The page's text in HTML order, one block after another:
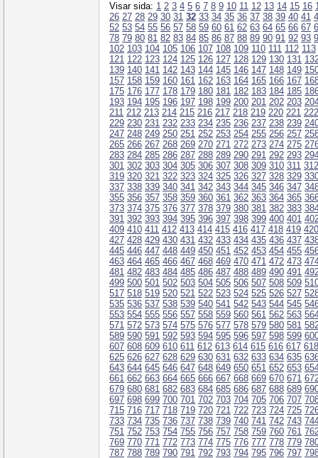
Visar sida: 1 2 3 4 5 6 7 8 9 10 11 12 13 14 15 16
26 27 28 29 30 31 32 33 34 35 36 37 38 39 40 41
52 53 54 55 56 57 58 59 60 61 62 63 64 65 66 67
78 79 80 81 82 83 84 85 86 87 88 89 90 91 92 93
102 103 104 105 106 107 108 109 110 111 112 113
121 122 123 124 125 126 127 128 129 130 131
139 140 141 142 143 144 145 146 147 148 149
157 158 159 160 161 162 163 164 165 166 167
175 176 177 178 179 180 181 182 183 184 185
193 194 195 196 197 198 199 200 201 202 203
211 212 213 214 215 216 217 218 219 220 221 222
229 230 231 232 233 234 235 236 237 238 239
247 248 249 250 251 252 253 254 255 256 257
265 266 267 268 269 270 271 272 273 274 275
283 284 285 286 287 288 289 290 291 292 293
301 302 303 304 305 306 307 308 309 310 311 312
319 320 321 322 323 324 325 326 327 328 329
337 338 339 340 341 342 343 344 345 346 347
355 356 357 358 359 360 361 362 363 364 365
373 374 375 376 377 378 379 380 381 382 383
391 392 393 394 395 396 397 398 399 400 401
409 410 411 412 413 414 415 416 417 418 419 420
427 428 429 430 431 432 433 434 435 436 437
445 446 447 448 449 450 451 452 453 454 455
463 464 465 466 467 468 469 470 471 472 473
481 482 483 484 485 486 487 488 489 490 491
499 500 501 502 503 504 505 506 507 508 509
517 518 519 520 521 522 523 524 525 526 527
535 536 537 538 539 540 541 542 543 544 545
553 554 555 556 557 558 559 560 561 562 563
571 572 573 574 575 576 577 578 579 580 581
589 590 591 592 593 594 595 596 597 598 599
607 608 609 610 611 612 613 614 615 616 617 618
625 626 627 628 629 630 631 632 633 634 635
643 644 645 646 647 648 649 650 651 652 653
661 662 663 664 665 666 667 668 669 670 671
679 680 681 682 683 684 685 686 687 688 689
697 698 699 700 701 702 703 704 705 706 707
715 716 717 718 719 720 721 722 723 724 725
733 734 735 736 737 738 739 740 741 742 743
751 752 753 754 755 756 757 758 759 760 761
769 770 771 772 773 774 775 776 777 778 779
787 788 789 790 791 792 793 794 795 796 797